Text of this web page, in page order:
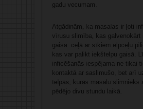
gadu vecumam.
Atgādinām, ka masalas ir ļoti
vīrusu slimība, kas galvenokārt
gaisa ceļā ar sīkiem elpceļu
kas var palikt iekštelpu gaisā.
inficēšanās iespējama ne tikai
kontaktā ar saslimušo, bet arī
telpās, kurās masalu slimnieks
pēdējo divu stundu laikā.